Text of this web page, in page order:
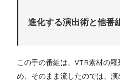
進化する演出術と他番
この手の番組は、VTR素材の
め、そのまま流したのでは、